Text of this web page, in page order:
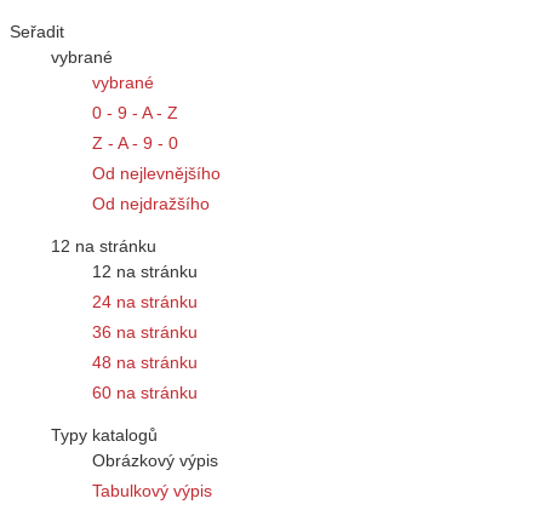
Seřadit
vybrané
vybrané
0 - 9 - A - Z
Z - A - 9 - 0
Od nejlevnějšího
Od nejdražšího
12 na stránku
12 na stránku
24 na stránku
36 na stránku
48 na stránku
60 na stránku
Typy katalogů
Obrázkový výpis
Tabulkový výpis